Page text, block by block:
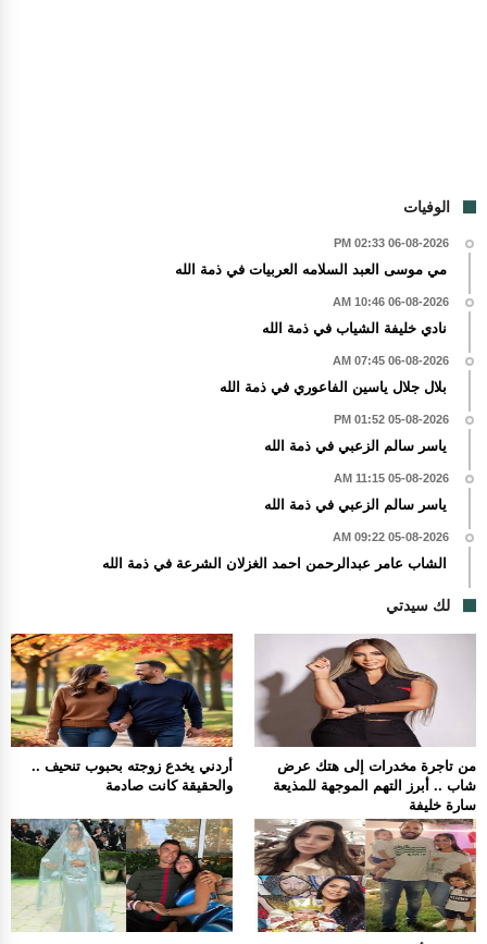
الوفيات
06-08-2026 02:33 PM
مي موسى العبد السلامه العربيات في ذمة الله
06-08-2026 10:46 AM
نادي خليفة الشياب في ذمة الله
06-08-2026 07:45 AM
بلال جلال ياسين الفاعوري في ذمة الله
05-08-2026 01:52 PM
ياسر سالم الزعبي في ذمة الله
05-08-2026 11:15 AM
ياسر سالم الزعبي في ذمة الله
05-08-2026 09:22 AM
الشاب عامر عبدالرحمن احمد الغزلان الشرعة في ذمة الله
لك سيدتي
أردني يخدع زوجته بحبوب تنحيف ..
والحقيقة كانت صادمة
من تاجرة مخدرات إلى هتك عرض
شاب .. أبرز التهم الموجهة للمذيعة
سارة خليفة